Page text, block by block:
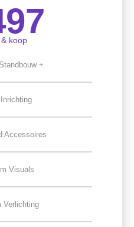
koop
+
Accessoires
Visuals
Verlichting